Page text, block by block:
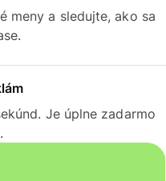
meny a sledujte, ako sa
Je úplne zadarmo